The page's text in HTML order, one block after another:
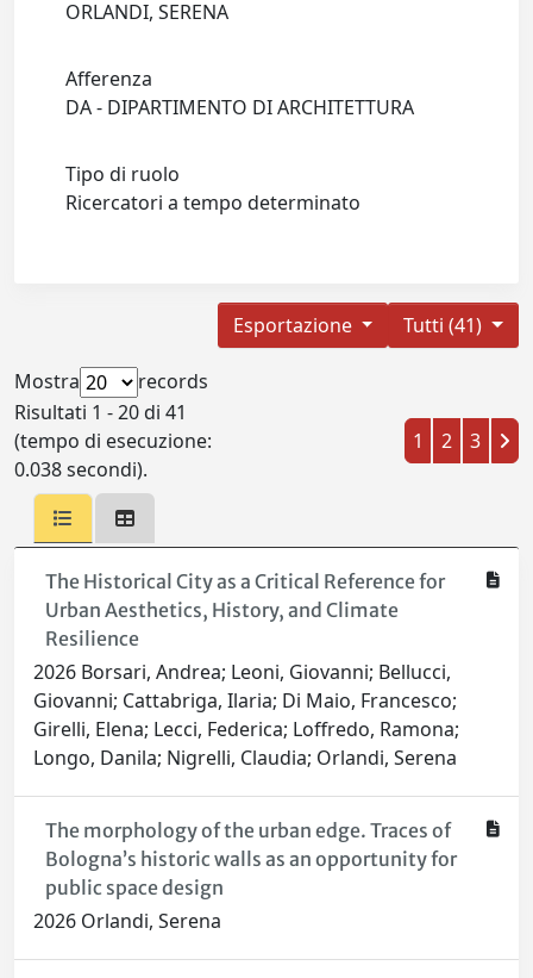
ORLANDI, SERENA
Afferenza
DA - DIPARTIMENTO DI ARCHITETTURA
Tipo di ruolo
Ricercatori a tempo determinato
Tutti (41)
Esportazione
Mostra
records
Risultati 1 - 20 di 41
(tempo di esecuzione:
0.038 secondi).
1 2 3
The Historical City as a Critical Reference for
Urban Aesthetics, History, and Climate
Resilience
2026 Borsari, Andrea; Leoni, Giovanni; Bellucci,
Giovanni; Cattabriga, Ilaria; Di Maio, Francesco;
Girelli, Elena; Lecci, Federica; Loffredo, Ramona;
Longo, Danila; Nigrelli, Claudia; Orlandi, Serena
The morphology of the urban edge. Traces of
Bologna’s historic walls as an opportunity for
public space design
2026 Orlandi, Serena